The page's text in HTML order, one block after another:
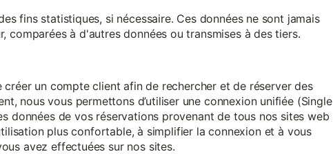
fins statistiques, si nécessaire. Ces données ne sont jamais
à d'autres données ou transmises à des tiers.
un compte client afin de rechercher et de réserver des
nous vous permettons d’utiliser une connexion unifiée (Single
données de vos réservations provenant de tous nos sites web
plus confortable, à simplifier la connexion et à vous
avez effectuées sur nos sites.